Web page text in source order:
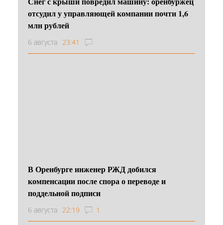
отсудил у управляющей компании почти 1,6
млн рублей
6 августа 23:41
В Оренбурге инженер РЖД добился
компенсации после спора о переводе и
поддельной подписи
6 августа 22:19 1